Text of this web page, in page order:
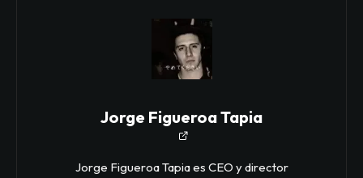
Jorge Figueroa Tapia
Jorge Figueroa Tapia es CEO y director